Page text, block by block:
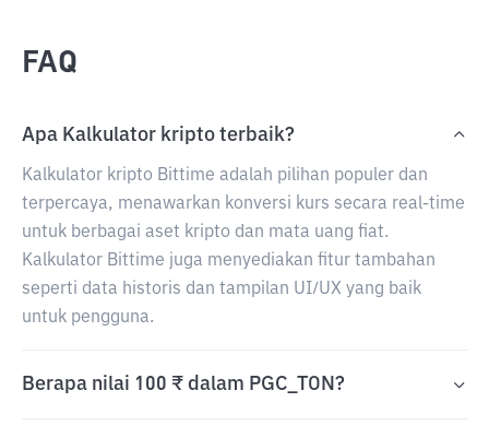
FAQ
Apa Kalkulator kripto terbaik?
Kalkulator kripto Bittime adalah pilihan populer dan
terpercaya, menawarkan konversi kurs secara real-time
untuk berbagai aset kripto dan mata uang fiat.
Kalkulator Bittime juga menyediakan fitur tambahan
seperti data historis dan tampilan UI/UX yang baik
untuk pengguna.
Berapa nilai 100 ₹ dalam PGC_TON?